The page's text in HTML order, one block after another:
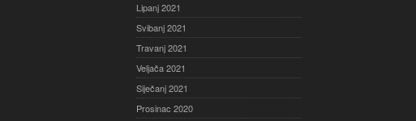
Lipanj 2021
Svibanj 2021
Travanj 2021
Veljača 2021
Siječanj 2021
Prosinac 2020